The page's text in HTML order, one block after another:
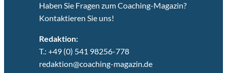
Haben Sie Fragen zum Coaching-Magazin?
Kontaktieren Sie uns!
Redaktion:
T.: +49 (0) 541 98256-778
redaktion@coaching-magazin.de